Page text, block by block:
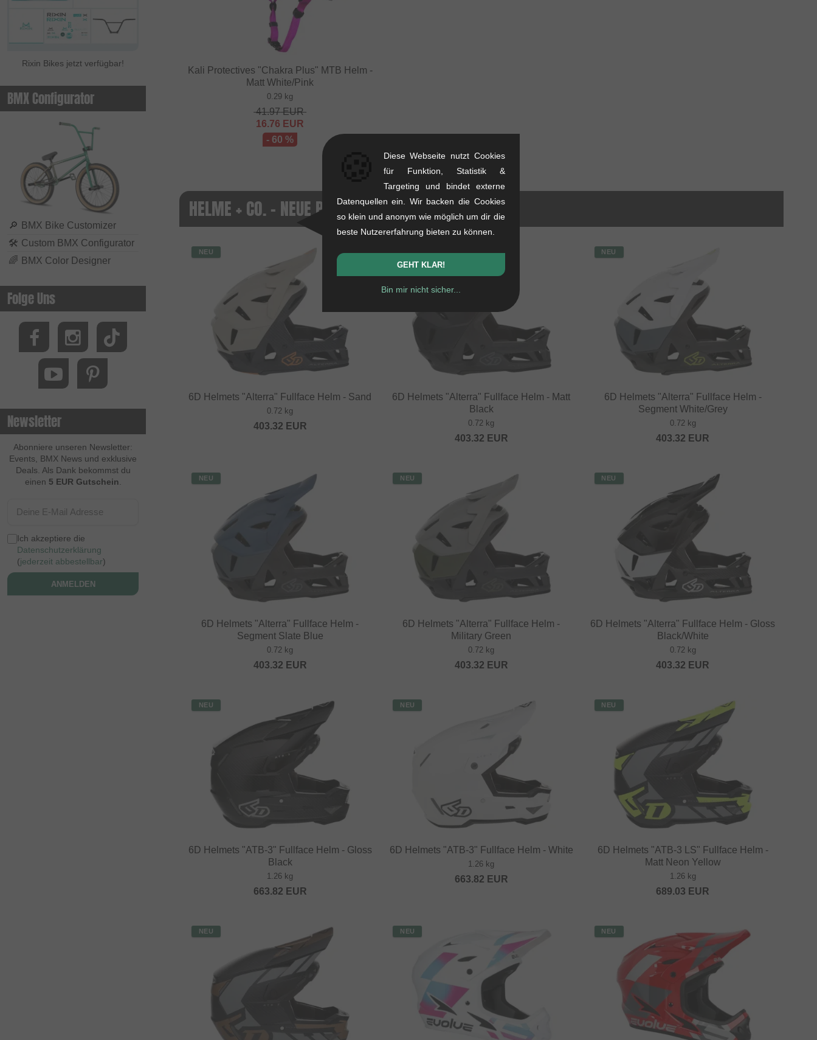
Rixin Bikes jetzt verfügbar!
BMX Configurator
🔎 BMX Bike Customizer
🛠 Custom BMX Configurator
🌈 BMX Color Designer
Folge Uns
Newsletter
Abonniere unseren Newsletter:
Events, BMX News und exklusive
Deals. Als Dank bekommst du
einen 5 EUR Gutschein
Ich akzeptiere die
Datenschutzerklärung
(jederzeit abbestellbar)
ANMELDEN
Kali Protectives "Chakra Plus" MTB Helm -
Matt White/Pink
0.29 kg
41.97EUR
16.76 EUR
- 60 %
HELME + CO. - NEUE PRODUKTE
NEU
6D Helmets "Alterra" Fullface Helm - Sand
0.72 kg
403.32 EUR
NEU
6D Helmets "Alterra" Fullface Helm - Matt
Black
0.72 kg
403.32 EUR
NEU
6D Helmets "Alterra" Fullface Helm -
Segment White/Grey
0.72 kg
403.32 EUR
NEU
6D Helmets "Alterra" Fullface Helm -
Segment Slate Blue
0.72 kg
403.32 EUR
NEU
6D Helmets "Alterra" Fullface Helm -
Military Green
0.72 kg
403.32 EUR
NEU
6D Helmets "Alterra" Fullface Helm - Gloss
Black/White
0.72 kg
403.32 EUR
NEU
6D Helmets "ATB-3" Fullface Helm - Gloss
Black
1.26 kg
663.82 EUR
NEU
6D Helmets "ATB-3" Fullface Helm - White
1.26 kg
663.82 EUR
NEU
6D Helmets "ATB-3 LS" Fullface Helm -
Matt Neon Yellow
1.26 kg
689.03 EUR
NEU NEU NEU
Diese Webseite nutzt Cookies
für Funktion, Statistik &
Targeting und bindet externe
Datenquellen ein. Wir backen die Cookies
so klein und anonym wie möglich um dir die
beste Nutzererfahrung bieten zu können.
GEHT KLAR!
Bin mir nicht sicher...